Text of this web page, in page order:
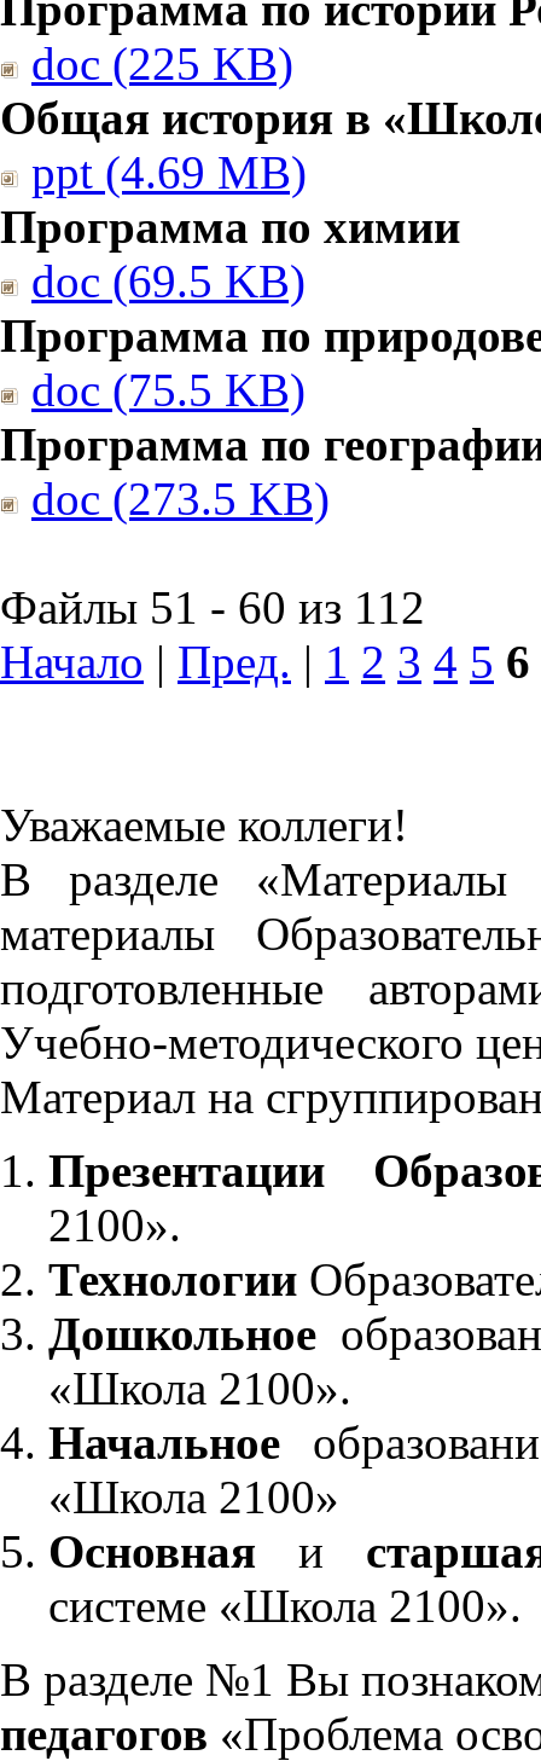
doc (225 KB)
Общая история в
ppt (4.69 MB)
Программа по химии
doc (69.5 KB)
Программа по
doc (75.5 KB)
Программа по
doc (273.5 KB)
Файлы 51 - 60 из 112
Начало | Пред. | 1 2 3 4 5 6
Уважаемые коллеги!
В разделе «Материалы
материалы
подготовленные
Учебно-методического
Материал на
Презентации
2100».
Технологии
Дошкольное
«Школа 2100».
Начальное
«Школа 2100»
Основнаяи
системе «Школа 2100».
В разделе №1 Вы
педагогов «Проблема